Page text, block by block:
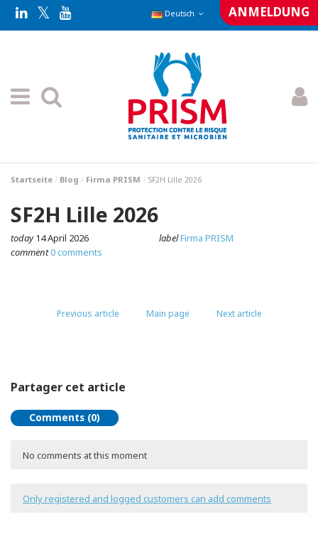
Deutsch ANMELDUNG
Startseite Blog Firma PRISM SF2H Lille 2026
SF2H Lille 2026
today 14 April 2026 labelFirma PRISM
comment0 comments
Previous article Main page Next article
Partager cet article
Comments (0)
No comments at this moment
Only registered and logged customers can add comments